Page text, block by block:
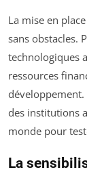
La mise en
sans obstacles.
technologiques
ressources
des institutions
monde pour
La